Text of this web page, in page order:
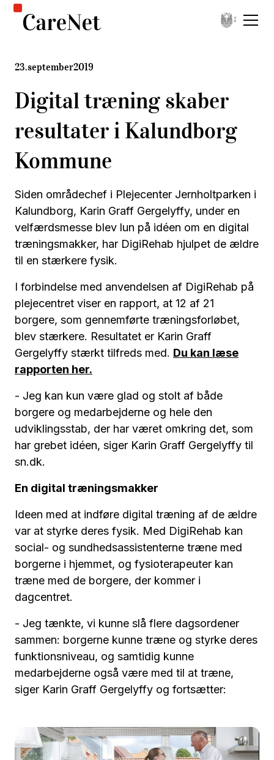
23.september2019
Digital træning skaber
resultater i Kalundborg
Kommune
Siden områdechef i Plejecenter Jernholtparken i
Kalundborg, Karin Graff Gergelyffy, under en
velfærdsmesse blev lun på idéen om en digital
træningsmakker, har DigiRehab hjulpet de ældre
til en stærkere fysik.
I forbindelse med anvendelsen af DigiRehab på
plejecentret viser en rapport, at 12 af 21
borgere, som gennemførte træningsforløbet,
blev stærkere. Resultatet er Karin Graff
Gergelyffy stærkt tilfreds med. Du kan læse
rapporten her.
- Jeg kan kun være glad og stolt af både
borgere og medarbejderne og hele den
udviklingsstab, der har været omkring det, som
har grebet idéen, siger Karin Graff Gergelyffy til
sn.dk.
En digital træningsmakker
Ideen med at indføre digital træning af de ældre
var at styrke deres fysik. Med DigiRehab kan
social- og sundhedsassistenterne træne med
borgerne i hjemmet, og fysioterapeuter kan
træne med de borgere, der kommer i
dagcentret.
- Jeg tænkte, vi kunne slå flere dagsordener
sammen: borgerne kunne træne og styrke deres
funktionsniveau, og samtidig kunne
medarbejderne også være med til at træne,
siger Karin Graff Gergelyffy og fortsætter: